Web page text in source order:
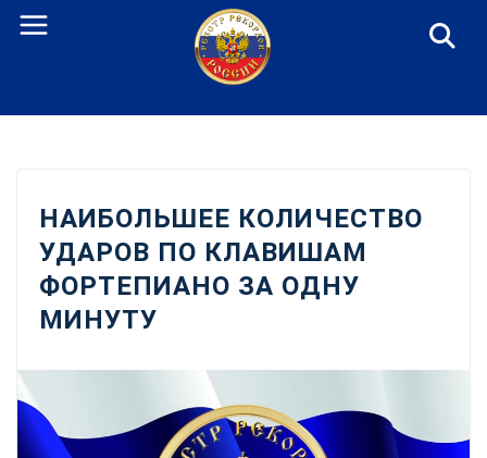
Перейти
НАИБОЛЬШЕЕ КОЛИЧЕСТВО
УДАРОВ ПО КЛАВИШАМ
ФОРТЕПИАНО ЗА ОДНУ
МИНУТУ